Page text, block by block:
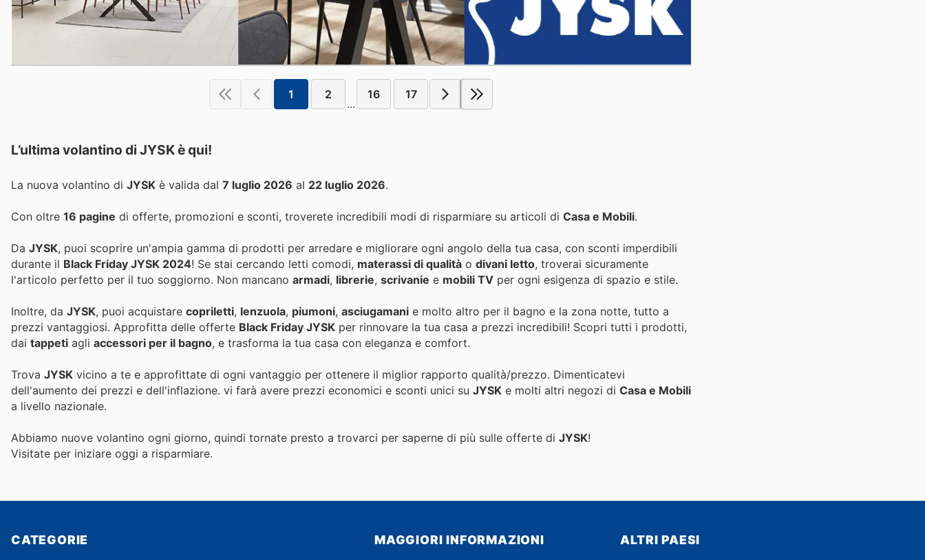
1 2
...
16 17
L’ultima volantino di JYSK è qui!
La nuova volantino di JYSK è valida dal 7 luglio 2026 al 22 luglio 2026.
Con oltre 16 pagine di offerte, promozioni e sconti, troverete incredibili modi di risparmiare su articoli di Casa e Mobili.
Da JYSK, puoi scoprire un'ampia gamma di prodotti per arredare e migliorare ogni angolo della tua casa, con sconti imperdibili
durante il Black Friday JYSK 2024! Se stai cercando letti comodi, materassi di qualità o divani letto, troverai sicuramente
l'articolo perfetto per il tuo soggiorno. Non mancano armadi, librerie, scrivanie e mobili TV per ogni esigenza di spazio e stile.
Inoltre, da JYSK, puoi acquistare copriletti, lenzuola, piumoni, asciugamani e molto altro per il bagno e la zona notte, tutto a
prezzi vantaggiosi. Approfitta delle offerte Black Friday JYSK per rinnovare la tua casa a prezzi incredibili! Scopri tutti i prodotti,
dai tappeti agli accessori per il bagno, e trasforma la tua casa con eleganza e comfort.
Trova JYSK vicino a te e approfittate di ogni vantaggio per ottenere il miglior rapporto qualità/prezzo. Dimenticatevi
dell'aumento dei prezzi e dell'inflazione. vi farà avere prezzi economici e sconti unici su JYSK e molti altri negozi di Casa e Mobili
a livello nazionale.
Abbiamo nuove volantino ogni giorno, quindi tornate presto a trovarci per saperne di più sulle offerte di JYSK!
Visitate per iniziare oggi a risparmiare.
CATEGORIE MAGGIORI INFORMAZIONI ALTRI PAESI